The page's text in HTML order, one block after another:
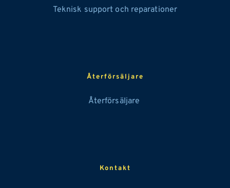
Teknisk support och reparationer
Återförsäljare
Återförsäljare
Kontakt